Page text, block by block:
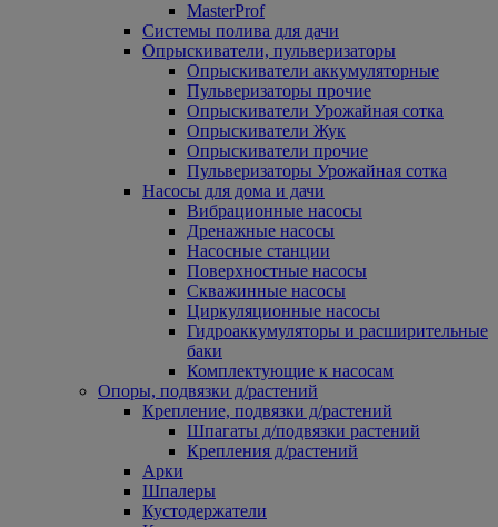
MasterProf
Системы полива для дачи
Опрыскиватели, пульверизаторы
Опрыскиватели аккумуляторные
Пульверизаторы прочие
Опрыскиватели Урожайная сотка
Опрыскиватели Жук
Опрыскиватели прочие
Пульверизаторы Урожайная сотка
Насосы для дома и дачи
Вибрационные насосы
Дренажные насосы
Насосные станции
Поверхностные насосы
Скважинные насосы
Циркуляционные насосы
Гидроаккумуляторы и расширительные
баки
Комплектующие к насосам
Опоры, подвязки д/растений
Крепление, подвязки д/растений
Шпагаты д/подвязки растений
Крепления д/растений
Арки
Шпалеры
Кустодержатели